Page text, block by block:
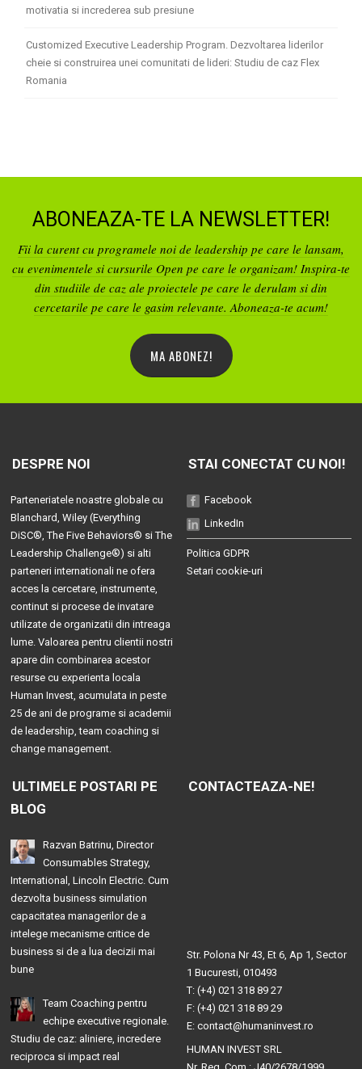
motivatia si increderea sub presiune
Customized Executive Leadership Program. Dezvoltarea liderilor
cheie si construirea unei comunitati de lideri: Studiu de caz Flex
Romania
ABONEAZA-TE LA NEWSLETTER!
Fii la curent cu programele noi de leadership pe care le lansam,
cu evenimentele si cursurile Open pe care le organizam! Inspira-te
din studiile de caz ale proiectele pe care le derulam si din
cercetarile pe care le gasim relevante. Aboneaza-te acum!
MA ABONEZ!
DESPRE NOI
Parteneriatele noastre globale cu
Blanchard, Wiley (Everything
DiSC®,The Five Behaviors® siThe
Leadership Challenge®) si alti
parteneri internationali ne ofera
acces la cercetare, instrumente,
continut si procese de invatare
utilizate de organizatii din intreaga
lume. Valoarea pentru clientii nostri
apare din combinarea acestor
resurse cu experienta locala
Human Invest, acumulata in peste
25 de ani de programe si academii
de leadership, team coaching si
change management.
STAI CONECTAT CU NOI!
Facebook
LinkedIn
Politica GDPR
Setari cookie-uri
ULTIMELE POSTARI PE
BLOG
Razvan Batrinu, Director
Consumables Strategy,
International, Lincoln Electric. Cum
dezvolta business simulation
capacitatea managerilor de a
intelege mecanisme critice de
business si de a lua decizii mai
bune
Team Coaching pentru
echipe executive regionale.
Studiu de caz: aliniere, incredere
reciproca si impact real
CONTACTEAZA-NE!
Str. Polona Nr 43, Et 6, Ap 1, Sector
1 Bucuresti, 010493
T: (+4) 021 318 89 27
F: (+4) 021 318 89 29
E: contact@humaninvest.ro
HUMAN INVEST SRL